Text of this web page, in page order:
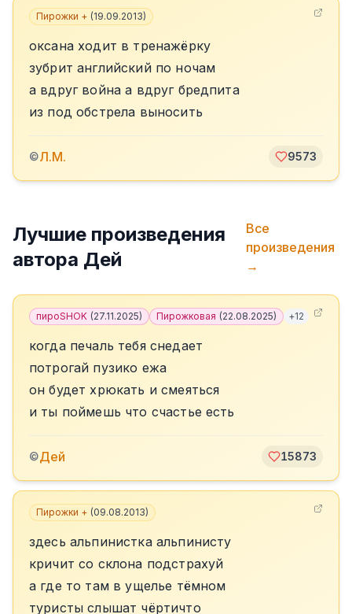
Пирожки + (19.09.2013)
оксана ходит в тренажёрку
зубрит английский по ночам
а вдруг война а вдруг бредпита
из под обстрела выносить
©Л.М. 9573
Лучшие произведения
автора Дей
Все
произведения
→
пироSHOK (27.11.2025) Пирожковая (22.08.2025) +12
когда печаль тебя снедает
потрогай пузико ежа
он будет хрюкать и смеяться
и ты поймешь что счастье есть
©Дей 15873
Пирожки + (09.08.2013)
здесь альпинистка альпинисту
кричит со склона подстрахуй
а где то там в ущелье тёмном
туристы слышат чёртичто